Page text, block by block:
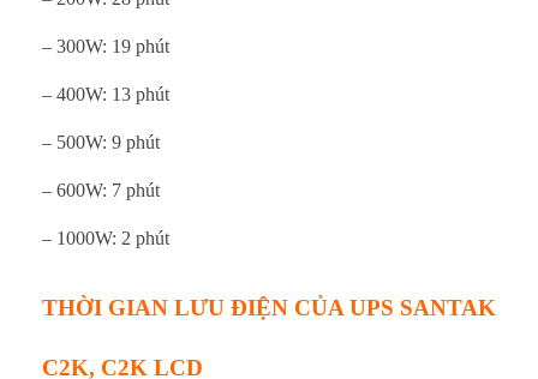
L
â
u
– 300W: 19 phút
– 400W: 13 phút
– 500W: 9 phút
– 600W: 7 phút
– 1000W: 2 phút
THỜI GIAN LƯU ĐIỆN CỦA UPS SANTAK
C2K, C2K LCD